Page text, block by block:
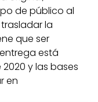
de público al
la
que ser
está
y las bases
en